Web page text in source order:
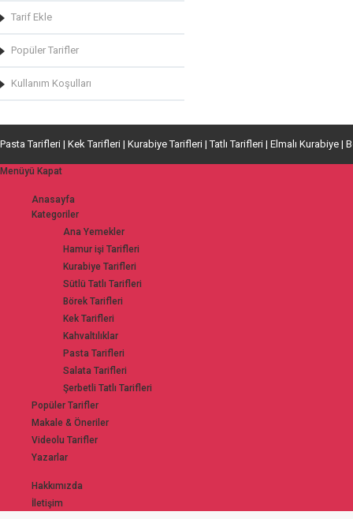
Tarif Ekle
Popüler Tarifler
Kullanım Koşulları
Pasta Tarifleri | Kek Tarifleri | Kurabiye Tarifleri | Tatlı Tarifleri | Elmalı Kurabiye |
Menüyü Kapat
Anasayfa
Kategoriler
Ana Yemekler
Hamur işi Tarifleri
Kurabiye Tarifleri
Sütlü Tatlı Tarifleri
Börek Tarifleri
Kek Tarifleri
Kahvaltılıklar
Pasta Tarifleri
Salata Tarifleri
Şerbetli Tatlı Tarifleri
Popüler Tarifler
Makale & Öneriler
Videolu Tarifler
Yazarlar
Hakkımızda
İletişim